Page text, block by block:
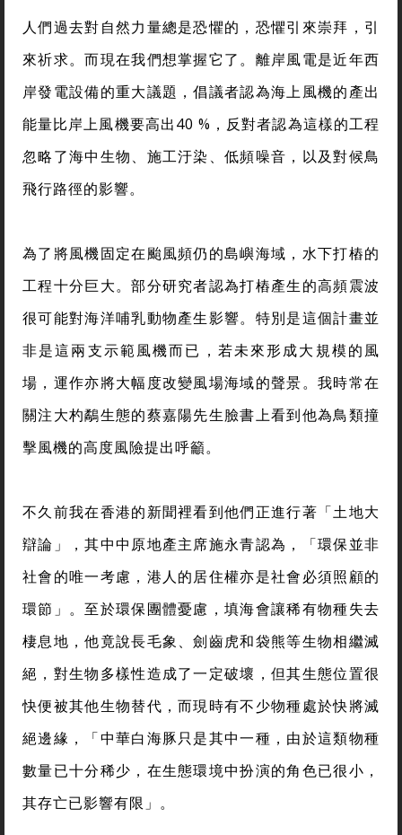
人們過去對自然力量總是恐懼的，恐懼引來崇拜，引
來祈求。而現在我們想掌握它了。離岸風電是近年西
岸發電設備的重大議題，倡議者認為海上風機的產出
能量比岸上風機要高出40 %，反對者認為這樣的工程
忽略了海中生物、施工汙染、低頻噪音，以及對候鳥
飛行路徑的影響。
為了將風機固定在颱風頻仍的島嶼海域，水下打樁的
工程十分巨大。部分研究者認為打樁產生的高頻震波
很可能對海洋哺乳動物產生影響。特別是這個計畫並
非是這兩支示範風機而已，若未來形成大規模的風
場，運作亦將大幅度改變風場海域的聲景。我時常在
關注大杓鷸生態的蔡嘉陽先生臉書上看到他為鳥類撞
擊風機的高度風險提出呼籲。
不久前我在香港的新聞裡看到他們正進行著「土地大
辯論」，其中中原地產主席施永青認為，「環保並非
社會的唯一考慮，港人的居住權亦是社會必須照顧的
環節」。至於環保團體憂慮，填海會讓稀有物種失去
棲息地，他竟說長毛象、劍齒虎和袋熊等生物相繼滅
絕，對生物多樣性造成了一定破壞，但其生態位置很
快便被其他生物替代，而現時有不少物種處於快將滅
絕邊緣，「中華白海豚只是其中一種，由於這類物種
數量已十分稀少，在生態環境中扮演的角色已很小，
其存亡已影響有限」。